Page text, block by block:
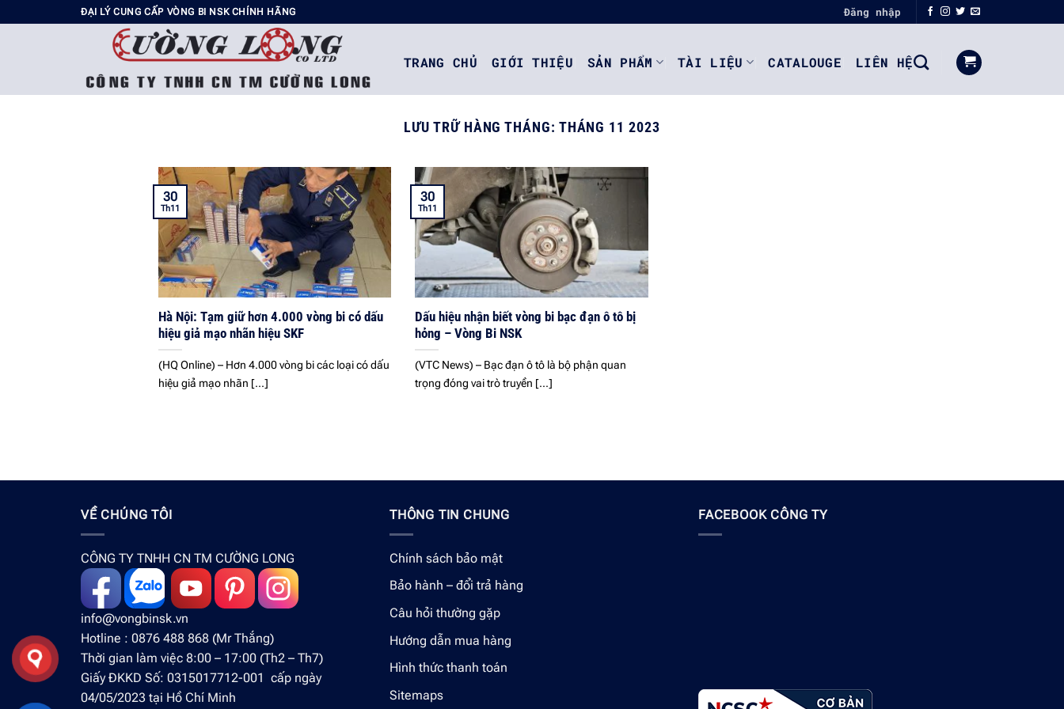
đến
ĐẠI LÝ CUNG CẤP VÒNG BI NSK CHÍNH HÃNG Đăng nhập
TRANG CHỦ GIỚI THIỆU SẢN PHẨM TÀI LIỆU CATALOUGE LIÊN HỆ
LƯU TRỮ HÀNG THÁNG: THÁNG 11 2023
Hà Nội: Tạm giữ hơn 4.000 vòng bi có dấu
hiệu giả mạo nhãn hiệu SKF
(HQ Online) – Hơn 4.000 vòng bi các loại có dấu
hiệu giả mạo nhãn [...]
30
Th11
Dấu hiệu nhận biết vòng bi bạc đạn ô tô bị
hỏng – Vòng Bi NSK
(VTC News) – Bạc đạn ô tô là bộ phận quan
trọng đóng vai trò truyền [...]
30
Th11
VỀ CHÚNG TÔI
CÔNG TY TNHH CN TM CƯỜNG LONG
info@vongbinsk.vn
Hotline : 0876 488 868 (Mr Thắng)
Thời gian làm việc 8:00 – 17:00 (Th2 – Th7)
Giấy ĐKKD Số: 0315017712-001 cấp ngày
04/05/2023 tại Hồ Chí Minh
THÔNG TIN CHUNG
Chính sách bảo mật
Bảo hành – đổi trả hàng
Câu hỏi thường gặp
Hướng dẫn mua hàng
Hình thức thanh toán
Sitemaps
FACEBOOK CÔNG TY